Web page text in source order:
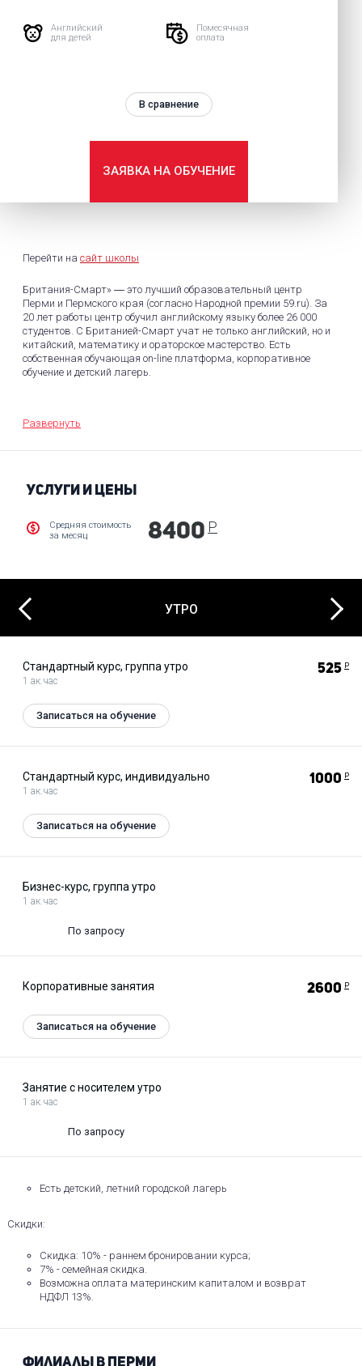
Английский
для детей
Помесячная
оплата
ЗАЯВКА НА ОБУЧЕНИЕ
В сравнение
Перейти на сайт школы
Британия-Смарт» ― это лучший образовательный центр
Перми и Пермского края (согласно Народной премии 59.ru). За
20 лет работы центр обучил английскому языку более 26 000
студентов. С Британией-Смарт учат не только английский, но и
китайский, математику и ораторское мастерство. Есть
собственная обучающая on-line платформа, корпоративное
обучение и детский лагерь.
основных умений: говорения, восприятия на слух, чтения,
письма. Обучение английскому языку проводится по
будет равен уровню студента факультета иностранных
На базе языкового центра проходит детский городской лагерь
насыщенная программа экскурсий, мастер-классов и
нескучный английский. Для детей 7-12 лет.
Развернуть
УСЛУГИ И ЦЕНЫ
Средняя стоимость
за месяц
8400 Р
Previous УТРО
Стандартный курс, группа утро
1 ак.час
525 Р
Записаться на обучение
Стандартный курс, индивидуально
1 ак.час
1000 Р
Записаться на обучение
Бизнес-курс, группа утро
1 ак.час
По запросу
Корпоративные занятия 2600 Р
Записаться на обучение
Занятие с носителем утро
1 ак.час
По запросу
Есть детский, летний городской лагерь
Скидки:
Скидка: 10% - раннем бронировании курса;
7% - семейная скидка.
Возможна оплата материнским капиталом и возврат
НДФЛ 13%.
Next
Филиалы в Перми